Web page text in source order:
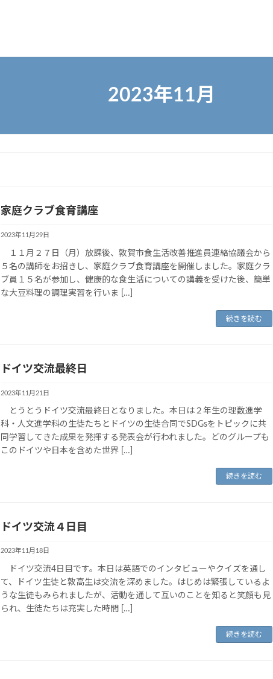
2023年11月
家庭クラブ食育講座
2023年11月29日
１１月２７日（月）放課後、敦賀市食生活改善推進員連絡協議会から
５名の講師をお招きし、家庭クラブ食育講座を開催しました。家庭クラ
ブ員１５名が参加し、健康的な食生活についての講義を受けた後、簡単
な大豆料理の調理実習を行いま […]
続きを読む
ドイツ交流最終日
2023年11月21日
とうとうドイツ交流最終日となりました。本日は２年生の理数進学
科・人文進学科の生徒たちとドイツの生徒合同でSDGsをトピックに共
同学習してきた成果を発揮する発表会が行われました。どのグループも
このドイツや日本を含めた世界 […]
続きを読む
ドイツ交流４日目
2023年11月18日
ドイツ交流4日目です。本日は英語でのインタビューやクイズを通し
て、ドイツ生徒と敦高生は交流を深めました。はじめは緊張しているよ
うな生徒もみられましたが、活動を通して互いのことを知ると笑顔も見
られ、生徒たちは充実した時間 […]
続きを読む